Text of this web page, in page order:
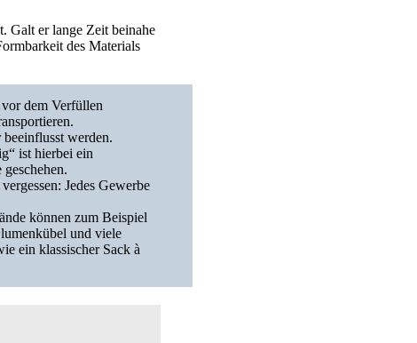
Galt er lange Zeit beinahe
des Materials
dem Verfüllen
werden.
ist hierbei ein
Jedes Gewerbe
können zum Beispiel
und viele
ein klassischer Sack à